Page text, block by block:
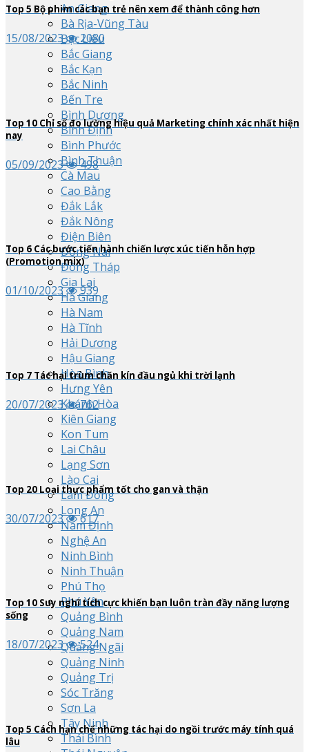
An Giang
Bà Rịa-Vũng Tàu
Bạc Liêu
Bắc Giang
Bắc Kạn
Bắc Ninh
Bến Tre
Bình Dương
Bình Định
Bình Phước
Bình Thuận
Cà Mau
Cao Bằng
Đắk Lắk
Đắk Nông
Điện Biên
Đồng Nai
Đồng Tháp
Gia Lai
Hà Giang
Hà Nam
Hà Tĩnh
Hải Dương
Hậu Giang
Hòa Bình
Hưng Yên
Khánh Hòa
Kiên Giang
Kon Tum
Lai Châu
Lạng Sơn
Lào Cai
Lâm Đồng
Long An
Nam Định
Nghệ An
Ninh Bình
Ninh Thuận
Phú Thọ
Phú Yên
Quảng Bình
Quảng Nam
Quảng Ngãi
Quảng Ninh
Quảng Trị
Sóc Trăng
Sơn La
Tây Ninh
Thái Bình
Top 5 Bộ phim các bạn trẻ nên xem để thành công hơn
15/08/2023 2080
Top 10 Chỉ số đo lường hiệu quả Marketing chính xác nhất hiện
nay
05/09/2023 498
Top 6 Các bước tiến hành chiến lược xúc tiến hỗn hợp
(Promotion mix)
01/10/2023 939
Top 7 Tác hại trùm chăn kín đầu ngủ khi trời lạnh
20/07/2023 762
Top 20 Loại thực phẩm tốt cho gan và thận
30/07/2023 617
Top 10 Suy nghĩ tích cực khiến bạn luôn tràn đầy năng lượng
sống
18/07/2023 524
Top 5 Cách hạn chế những tác hại do ngồi trước máy tính quá
lâu